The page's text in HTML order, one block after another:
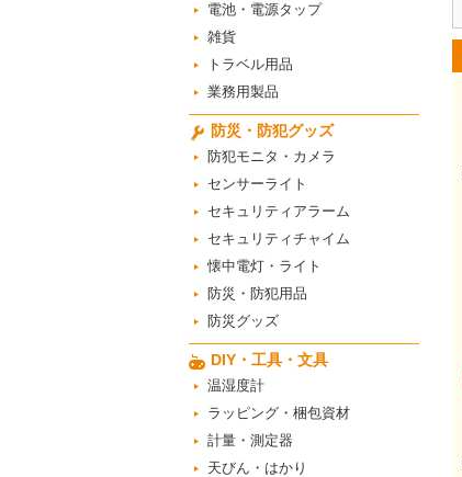
電池・電源タップ
雑貨
トラベル用品
業務用製品
防災・防犯グッズ
防犯モニタ・カメラ
センサーライト
セキュリティアラーム
セキュリティチャイム
懐中電灯・ライト
防災・防犯用品
防災グッズ
DIY・工具・文具
温湿度計
ラッピング・梱包資材
計量・測定器
天びん・はかり